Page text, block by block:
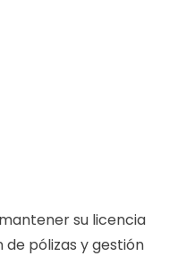
su licencia
pólizas y gestión